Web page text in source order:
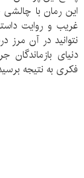
این رمان با
غریب و روایت
نتوانید در آن
دنیای
فکری به نتیجه